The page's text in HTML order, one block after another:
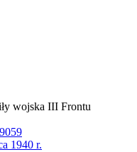
wojska III Frontu
1940 r.